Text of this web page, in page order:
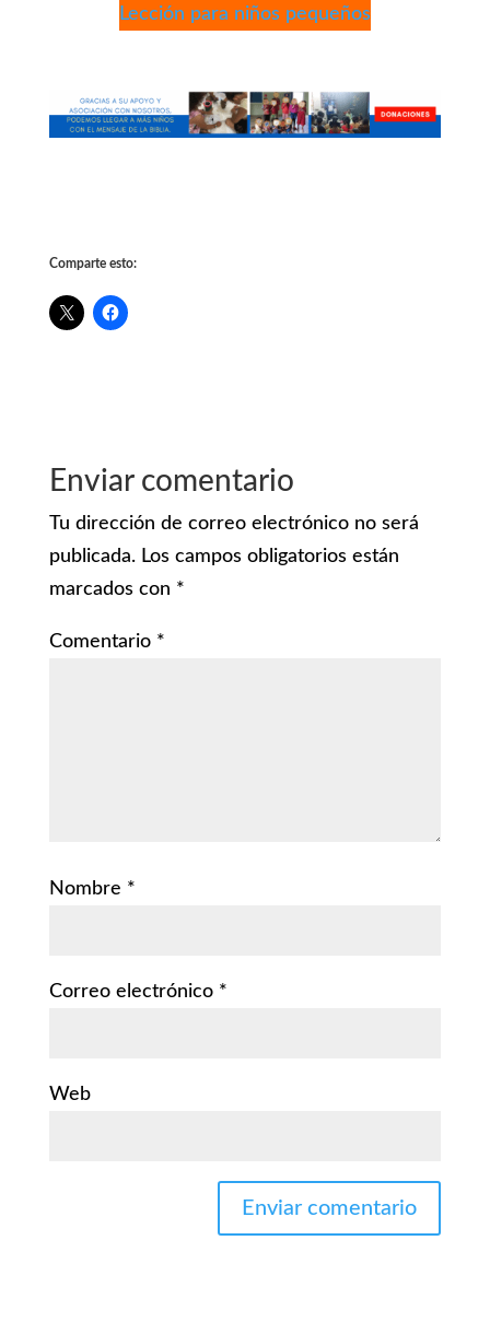
Lección para niños pequeños
Comparte esto:
Enviar comentario
Tu dirección de correo electrónico no será
publicada. Los campos obligatorios están
marcados con *
Comentario *
Nombre *
Correo electrónico *
Web